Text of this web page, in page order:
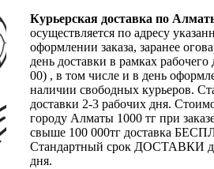
Курьерская доставка по
осуществляется по адресу
оформлении заказа, заранее
день доставки в рамках
00) , в том числе и в день
наличии свободных курьеров.
доставки 2-3 рабочих дня.
городу Алматы 1000 тг при
свыше 100 000тг доставка
Стандартный срок ДОСТАВКИ
дня.